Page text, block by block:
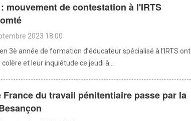
mouvement de contestation à l'IRTS
2023 18:00
3è année de formation d’éducateur spécialisé à l’IRTS ont
et leur inquiétude ce jeudi à...
France du travail pénitentiaire passe par la